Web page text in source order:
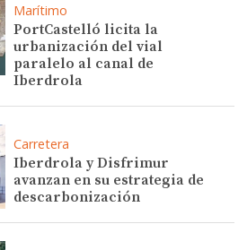
Marítimo
PortCastelló licita la
urbanización del vial
paralelo al canal de
Iberdrola
Carretera
Iberdrola y Disfrimur
avanzan en su estrategia de
descarbonización